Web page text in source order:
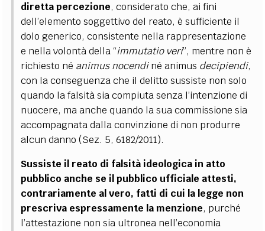
diretta percezione, considerato che, ai fini
dell’elemento soggettivo del reato, è sufficiente il
dolo generico, consistente nella rappresentazione
e nella volontà della “immutatio veri”, mentre non è
richiesto né animus nocendiné animus decipiendi,
con la conseguenza che il delitto sussiste non solo
quando la falsità sia compiuta senza l’intenzione di
nuocere, ma anche quando la sua commissione sia
accompagnata dalla convinzione di non produrre
alcun danno (Sez. 5, 6182/2011).
Sussiste il reato di falsità ideologica in atto
pubblico anche se il pubblico ufficiale attesti,
contrariamente al vero, fatti di cui la legge non
prescriva espressamente la menzione, purché
l’attestazione non sia ultronea nell’economia